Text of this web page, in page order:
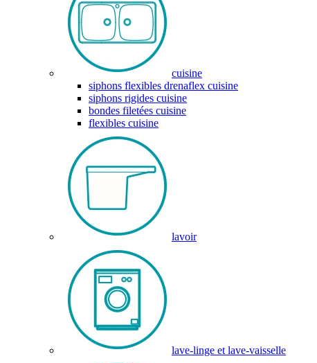
cuisine
siphons flexibles drenaflex cuisine
siphons rigides cuisine
bondes filetées cuisine
flexibles cuisine
lavoir
lave-linge et lave-vaisselle